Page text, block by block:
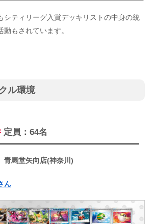
ティリーグ入賞デッキリストの中身の統
もされています。
ル環境
定員：64名
青馬堂矢向店(神奈川)
ん